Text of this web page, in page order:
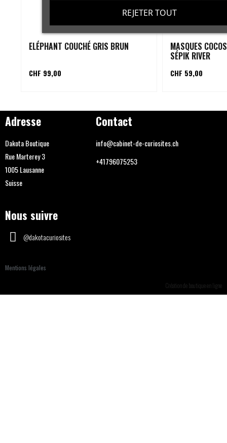
ELÉPHANT COUCHÉ GRIS BRUN
CHF 99,00
MASQUES
SÉPIK RIVER
CHF 59,00
Adresse
Dakota Boutique
Rue Marterey 3
1005 Lausanne
Suisse
Contact
info@cabinet-de-curiosites.ch
+41796075253
Nous suivre
@dakotacuriosites
Mentions légales
Création de boutique en ligne
REJETER TOUT